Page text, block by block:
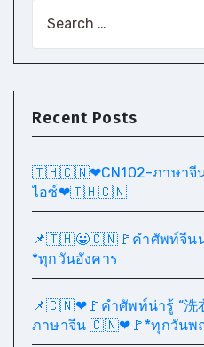
Recent Posts
🇹🇭🇨🇳❤CN102-ภาษาจีน
ไอซ์❤🇹🇭🇨🇳
📌🇹🇭😀🇨🇳🚩คำศัพท์จีนน่
*ทุกวันอังคาร
📌🇨🇳❤🚩คำศัพท์น่ารู้ “洗
ภาษาจีน 🇨🇳❤🚩*ทุกวันพ